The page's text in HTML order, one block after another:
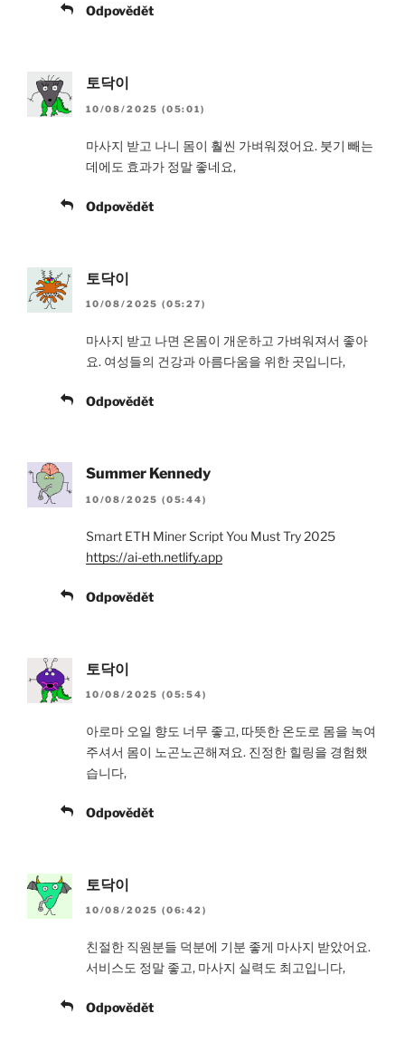
Odpovědět
토닥이
10/08/2025 (05:01)
마사지 받고 나니 몸이 훨씬 가벼워졌어요. 붓기 빼는
데에도 효과가 정말 좋네요,
Odpovědět
토닥이
10/08/2025 (05:27)
마사지 받고 나면 온몸이 개운하고 가벼워져서 좋아
요. 여성들의 건강과 아름다움을 위한 곳입니다,
Odpovědět
Summer Kennedy
10/08/2025 (05:44)
Smart ETH Miner Script You Must Try 2025
https://ai-eth.netlify.app
Odpovědět
토닥이
10/08/2025 (05:54)
아로마 오일 향도 너무 좋고, 따뜻한 온도로 몸을 녹여
주셔서 몸이 노곤노곤해져요. 진정한 힐링을 경험했
습니다,
Odpovědět
토닥이
10/08/2025 (06:42)
친절한 직원분들 덕분에 기분 좋게 마사지 받았어요.
서비스도 정말 좋고, 마사지 실력도 최고입니다,
Odpovědět